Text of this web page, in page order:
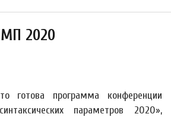
2020
готова программа конференции
параметров 2020»,